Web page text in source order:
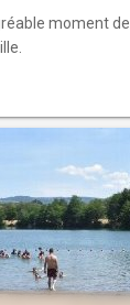
moment